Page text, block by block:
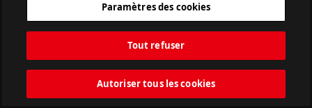
PATLITE CORPORATION. All Rights Reserved.
Paramètres des cookies
Tout refuser
Autoriser tous les cookies